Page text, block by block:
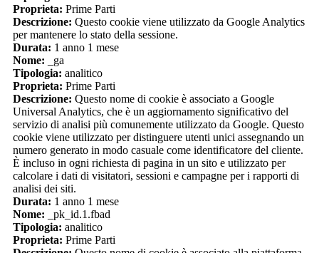
Proprieta: Prime Parti
Descrizione: Questo cookie viene utilizzato da Google Analytics
per mantenere lo stato della sessione.
Durata: 1 anno 1 mese
Nome: _ga
Tipologia: analitico
Proprieta: Prime Parti
Descrizione: Questo nome di cookie è associato a Google
Universal Analytics, che è un aggiornamento significativo del
servizio di analisi più comunemente utilizzato da Google. Questo
cookie viene utilizzato per distinguere utenti unici assegnando un
numero generato in modo casuale come identificatore del cliente.
È incluso in ogni richiesta di pagina in un sito e utilizzato per
calcolare i dati di visitatori, sessioni e campagne per i rapporti di
analisi dei siti.
Durata: 1 anno 1 mese
Nome: _pk_id.1.fbad
Tipologia: analitico
Proprieta: Prime Parti